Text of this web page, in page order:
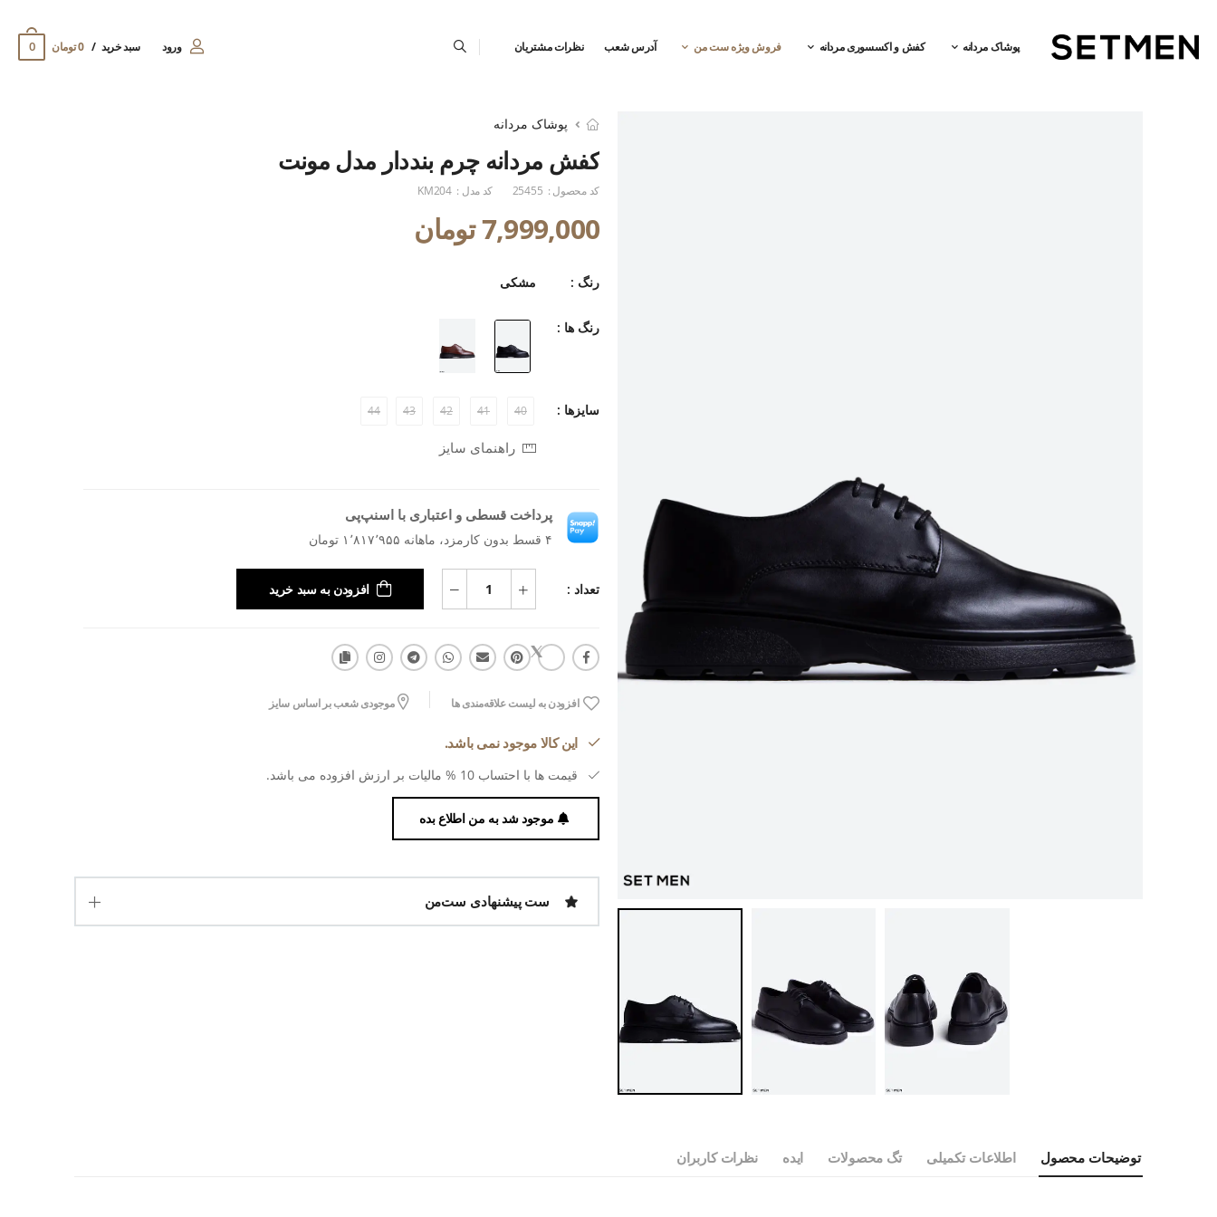
پوشاک مردانه کفش و اکسسوری مردانه فروش ویژه ست من آدرس شعب نظرات مشتریان ورود سبد خرید 0 تومان 0
پوشاک مردانه
کفش مردانه چرم بنددار مدل مونت
کد محصول : 25455 کد مدل : KM204
7,999,000 تومان
رنگ : مشکی
رنگ ها :
سایزها : 40
41
42
43
44
راهنمای سایز
پرداخت قسطی و اعتباری با اسنپ‌پی
۴ قسط بدون کارمزد، ماهانه ۱٬۸۱۷٬۹۵۵ تومان
تعداد : افزودن به سبد خرید
افزودن به لیست علاقه‌مندی ها موجودی شعب بر اساس سایز
این کالا موجود نمی باشد.
قیمت ها با احتساب 10 % مالیات بر ارزش افزوده می باشد.
موجود شد به من اطلاع بده
ست پیشنهادی ست‌من
توضیحات محصول اطلاعات تکمیلی تگ محصولات ایده نظرات کاربران